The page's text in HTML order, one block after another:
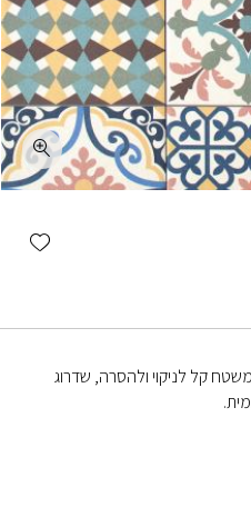
קל לניקוי ולהסרה, שדרוג